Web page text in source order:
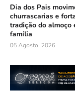
Dia dos Pais
churrascarias e
tradição do almoço
família
05 Agosto, 2026